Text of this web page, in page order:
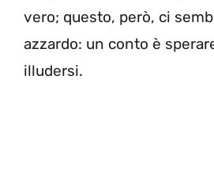
vero; questo, però, ci
azzardo: un conto è
illudersi.